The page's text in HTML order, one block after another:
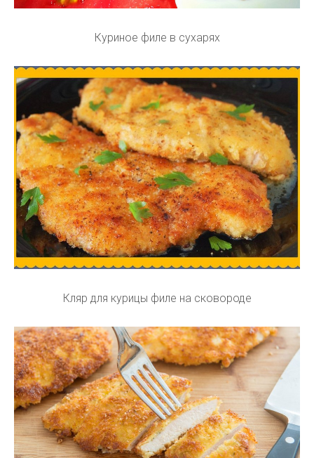
Куриное филе в сухарях
Кляр для курицы филе на сковороде